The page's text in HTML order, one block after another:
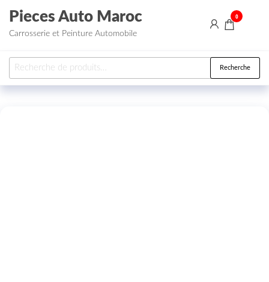
Aller au contenu
Pieces Auto Maroc
Carrosserie et Peinture Automobile
0
Recherche pour : Recherche